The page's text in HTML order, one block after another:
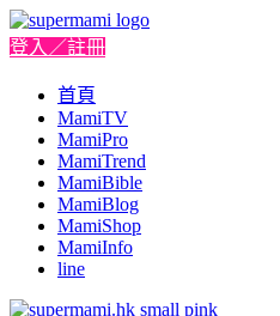
登入／註冊
首頁
MamiTV
MamiPro
MamiTrend
MamiBible
MamiBlog
MamiShop
MamiInfo
line